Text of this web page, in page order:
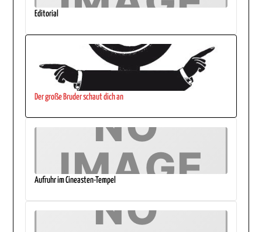
Editorial
Der große Bruder schaut dich an
Aufruhr im Cineasten-Tempel